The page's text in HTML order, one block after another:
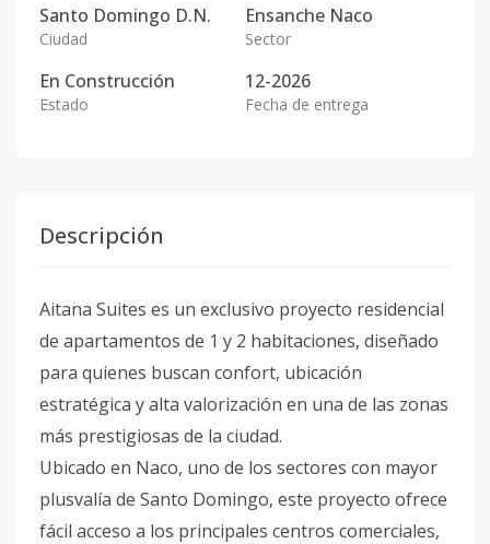
Santo Domingo D.N.
Ciudad
Ensanche Naco
Sector
En Construcción
Estado
12-2026
Fecha de entrega
Descripción
Aitana Suites es un exclusivo proyecto residencial
de apartamentos de 1 y 2 habitaciones, diseñado
para quienes buscan confort, ubicación
estratégica y alta valorización en una de las zonas
más prestigiosas de la ciudad.
Ubicado en Naco, uno de los sectores con mayor
plusvalía de Santo Domingo, este proyecto ofrece
fácil acceso a los principales centros comerciales,